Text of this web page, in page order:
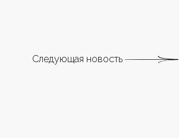
Следующая новость